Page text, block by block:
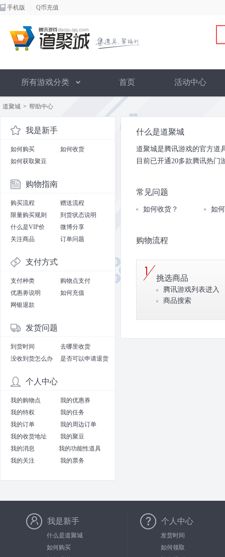
手机版 Q币充值
所有游戏分类 首页 活动中心
道聚城 > 帮助中心
我是新手
如何购买
如何收货
如何获取聚豆
购物指南
购买流程
赠送流程
限量购买规则
到货状态说明
什么是VIP价
微博分享
关注商品
订单问题
支付方式
支付种类
购物点支付
优惠劵说明
如何充值
网银退款
发货问题
到货时间
去哪里收货
没收到货怎么办
是否可以申请退货
个人中心
我的购物点
我的优惠券
我的特权
我的任务
我的订单
我的周边订单
我的收货地址
我的聚豆
我的消息
我的功能性道具
我的关注
我的票务
什么是道聚城
道聚城是腾讯游戏的官方道
目前已开通20多款腾讯热
常见问题
如何收货？ 如
购物流程
挑选商品
腾讯游戏列表进入
商品搜索
我是新手
什么是道聚城
如何购买
个人中心
发货时间
如何领取